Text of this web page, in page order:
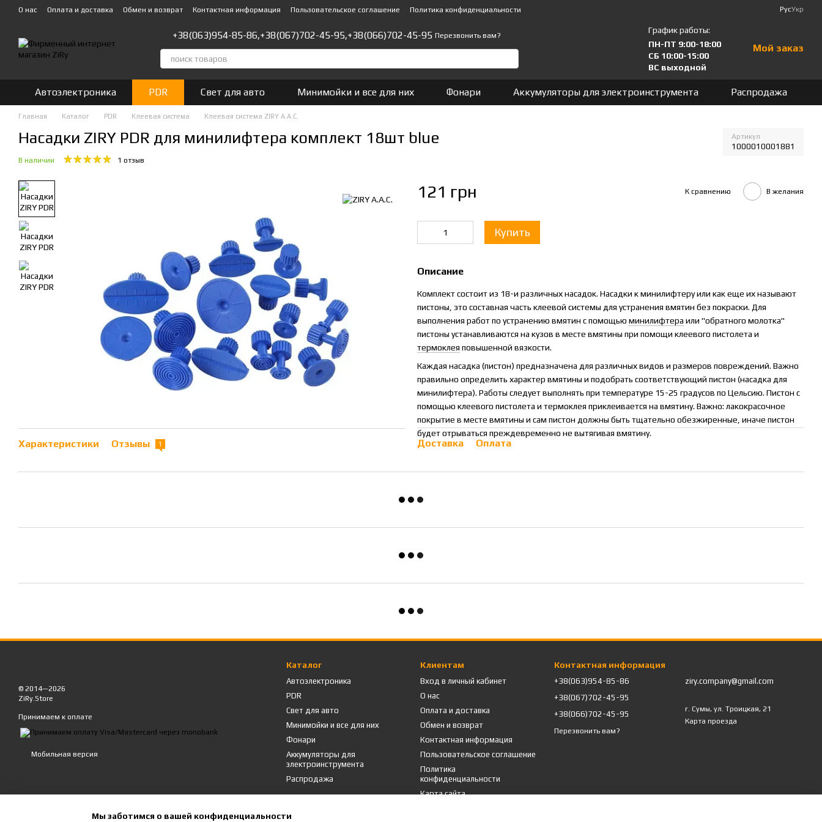
Перейти к основному контенту
О нас Оплата и доставка Обмен и возврат Контактная информация Пользовательское соглашение Политика конфиденциальности РусУкр
+38(063)954-85-86,+38(067)702-45-95,+38(066)702-45-95 Перезвонить вам?
График работы:
ПН-ПТ 9:00-18:00
СБ 10:00-15:00
ВС выходной
Мой заказ
Автоэлектроника PDR Свет для авто Минимойки и все для них Фонари Аккумуляторы для электроинструмента Распродажа
Главная Каталог PDR Клеевая система Клеевая система ZIRY A.A.C.
Насадки ZIRY PDR для минилифтера комплект 18шт blue Артикул
1000010001881
В наличии 1 отзыв
Характеристики Отзывы 1
121 грн К сравнению В желания
Купить
Описание
Комплект состоит из 18-и различных насадок. Насадки к минилифтеру или как еще их называют
пистоны, это составная часть клеевой системы для устранения вмятин без покраски. Для
выполнения работ по устранению вмятин с помощью минилифтера или "обратного молотка"
пистоны устанавливаются на кузов в месте вмятины при помощи клеевого пистолета и
термоклея повышенной вязкости.
Каждая насадка (пистон) предназначена для различных видов и размеров повреждений. Важно
правильно определить характер вмятины и подобрать соответствующий пистон (насадка для
минилифтера). Работы следует выполнять при температуре 15-25 градусов по Цельсию. Пистон с
помощью клеевого пистолета и термоклея приклеивается на вмятину. Важно: лакокрасочное
покрытие в месте вмятины и сам пистон должны быть тщательно обезжиренные, иначе пистон
будет отрываться преждевременно не вытягивая вмятину.
Доставка Оплата
© 2014—2026
ZiRy.Store
Принимаем к оплате
Мобильная версия
Каталог
Автоэлектроника
PDR
Свет для авто
Минимойки и все для них
Фонари
Аккумуляторы для
электроинструмента
Распродажа
Клиентам
Вход в личный кабинет
О нас
Оплата и доставка
Обмен и возврат
Контактная информация
Пользовательское соглашение
Политика
конфиденциальности
Карта сайта
Контактная информация
+38(063)954-85-86
+38(067)702-45-95
+38(066)702-45-95
Перезвонить вам?
ziry.company@gmail.com
г. Сумы, ул. Троицкая, 21
Карта проезда
Мы заботимся о вашей конфиденциальности